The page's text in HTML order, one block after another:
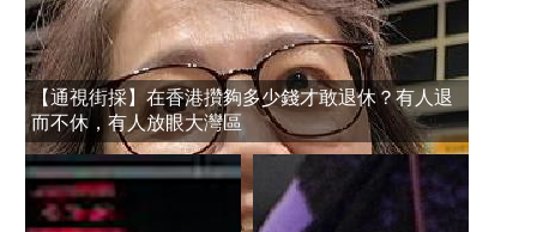
【通視街採】在香港攢夠多少錢才敢退休？有人退
而不休，有人放眼大灣區